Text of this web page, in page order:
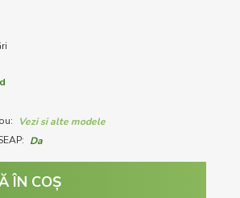
Vezi si alte modele
Da
ÎN COŞ